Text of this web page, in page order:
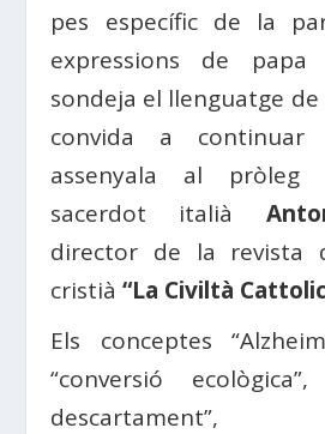
pes específic de la
expressions de papa
sondeja el llenguatge
convida a
assenyala al
sacerdot italià
director de la revista
cristià“La Civiltà
Els conceptes
“conversió
descartament”,